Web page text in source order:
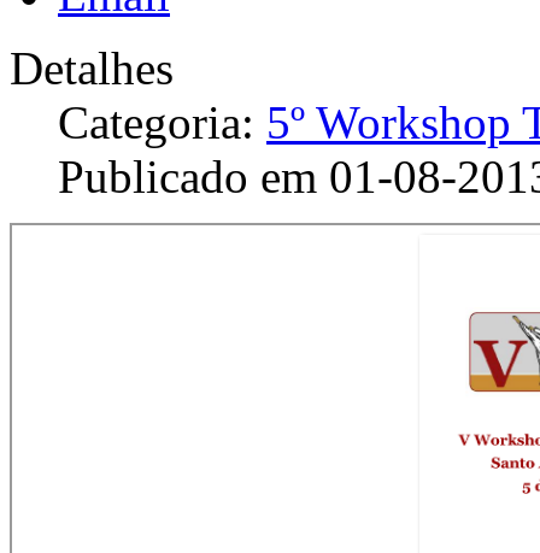
Detalhes
Categoria: 5º Workshop
Publicado em 01-08-